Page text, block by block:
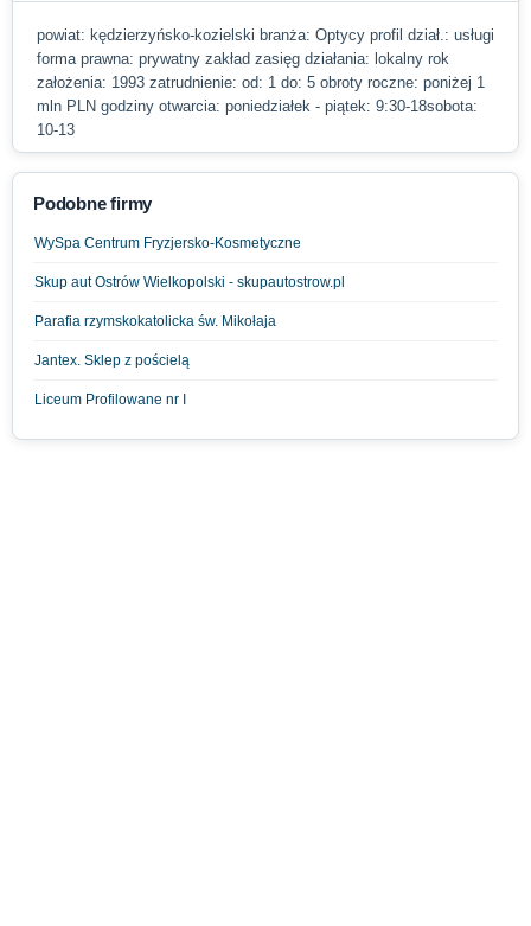
powiat: kędzierzyńsko-kozielski branża: Optycy profil dział.: usługi
forma prawna: prywatny zakład zasięg działania: lokalny rok
założenia: 1993 zatrudnienie: od: 1 do: 5 obroty roczne: poniżej 1
mln PLN godziny otwarcia: poniedziałek - piątek: 9:30-18sobota:
10-13
Podobne firmy
WySpa Centrum Fryzjersko-Kosmetyczne
Skup aut Ostrów Wielkopolski - skupautostrow.pl
Parafia rzymskokatolicka św. Mikołaja
Jantex. Sklep z pościelą
Liceum Profilowane nr I